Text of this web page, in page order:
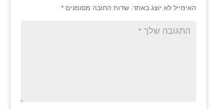
האימייל לא יוצג באתר. שדות החובה מסומנים *